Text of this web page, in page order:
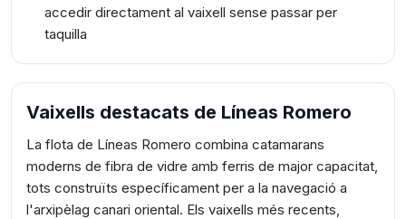
accedir directament al vaixell sense passar per
taquilla
Vaixells destacats de Líneas Romero
La flota de Líneas Romero combina catamarans
moderns de fibra de vidre amb ferris de major capacitat,
tots construïts específicament per a la navegació a
l'arxipèlag canari oriental. Els vaixells més recents,